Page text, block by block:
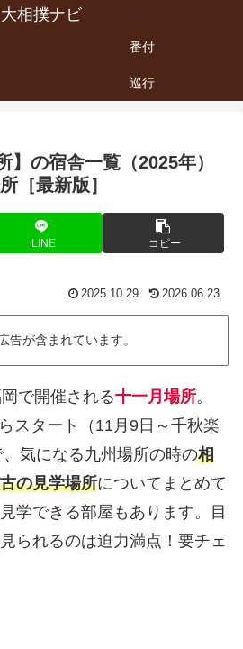
大相撲ナビ
番付
巡行
】の宿舎一覧（2025年）
［最新版］
LINE コピー
2025.10.29 2026.06.23
告が含まれています。
で開催される十一月場所。
スタート（11月9日～千秋楽
気になる九州場所の時の相
の見学場所についてまとめて
学できる部屋もあります。目
られるのは迫力満点！要チェ